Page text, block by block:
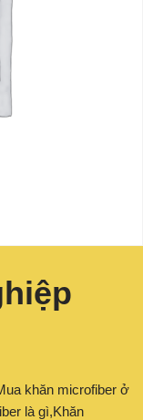
khăn microfiber ở
là gì,Khăn